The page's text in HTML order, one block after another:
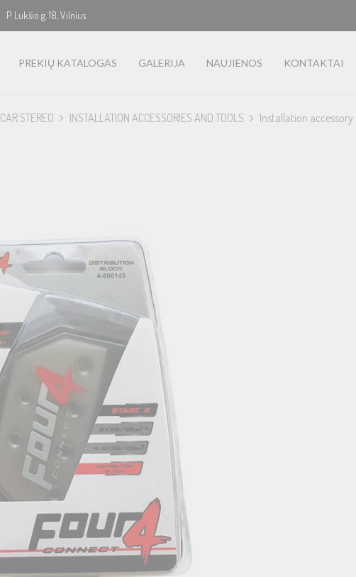
P. Lukšio g. 18, Vilnius
PREKIŲ KATALOGAS GALERIJA NAUJIENOS KONTAKTAI
CAR STEREO INSTALLATION ACCESSORIES AND TOOLS Installation accessory